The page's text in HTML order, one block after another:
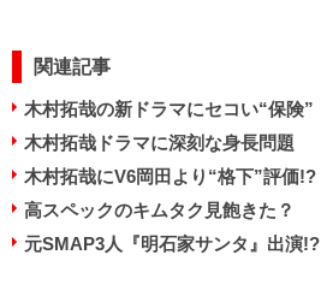
関連記事
木村拓哉の新ドラマにセコい“保険”
木村拓哉ドラマに深刻な身長問題
木村拓哉にV6岡田より“格下”評価!?
高スペックのキムタク見飽きた？
元SMAP3人『明石家サンタ』出演!?